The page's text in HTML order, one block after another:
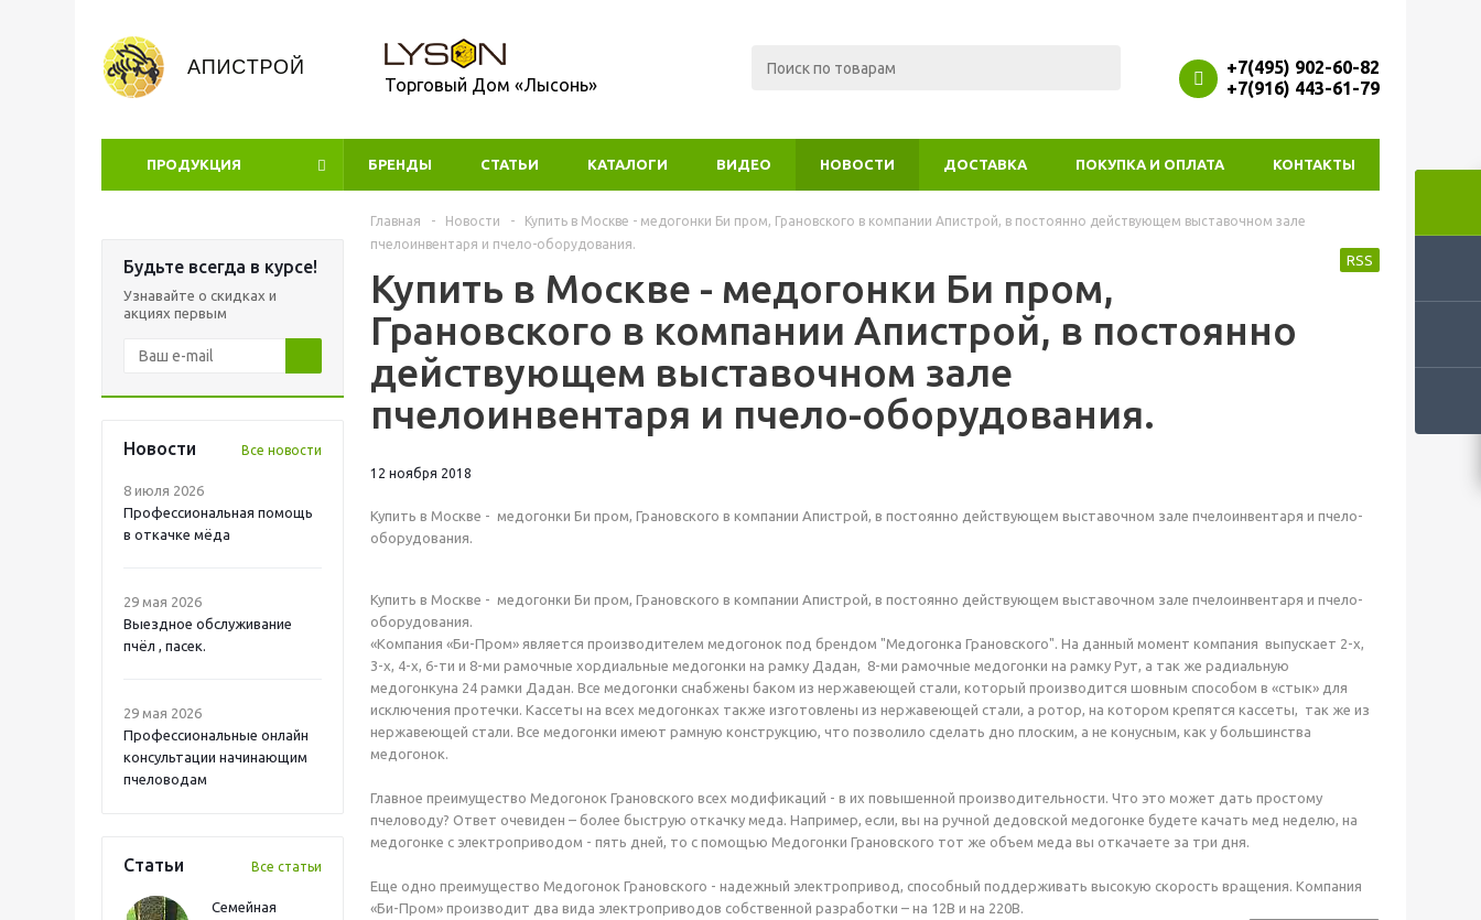
Торговый Дом «Лысонь»
+7(495) 902-60-82
+7(916) 443-61-79
ПРОДУКЦИЯ УЦЕНКА
БРЕНДЫ СТАТЬИ КАТАЛОГИ ВИДЕО НОВОСТИ ДОСТАВКА ПОКУПКА И ОПЛАТА КОНТАКТЫ
Будьте всегда в курсе!
Узнавайте о скидках и
акциях первым
Новости Все новости
8 июля 2026
Профессиональная помощь
в откачке мёда
29 мая 2026
Выездное обслуживание
пчёл , пасек.
29 мая 2026
Профессиональные онлайн
консультации начинающим
пчеловодам
Статьи Все статьи
Семейная
Главная - Новости -
Купить в Москве - медогонки Би пром, Грановского в компании Апистрой, в постоянно действующем выставочном зале
пчелоинвентаря и пчело-оборудования.
Купить в Москве - медогонки Би пром,
Грановского в компании Апистрой, в постоянно
действующем выставочном зале
пчелоинвентаря и пчело-оборудования.
RSS
12 ноября 2018
Купить в Москве - медогонки Би пром, Грановского в компании Апистрой, в постоянно действующем выставочном зале пчелоинвентаря и пчело-
оборудования.
Купить в Москве - медогонки Би пром, Грановского в компании Апистрой, в постоянно действующем выставочном зале пчелоинвентаря и пчело-
оборудования.
«Компания «Би-Пром» является производителем медогонок под брендом "Медогонка Грановского". На данный момент компания выпускает 2-х,
3-х, 4-х, 6-ти и 8-ми рамочные хордиальные медогонки на рамку Дадан, 8-ми рамочные медогонки на рамку Рут, а так же радиальную
медогонкуна 24 рамки Дадан. Все медогонки снабжены баком из нержавеющей стали, который производится шовным способом в «стык» для
исключения протечки. Кассеты на всех медогонках также изготовлены из нержавеющей стали, а ротор, на котором крепятся кассеты, так же из
нержавеющей стали. Все медогонки имеют рамную конструкцию, что позволило сделать дно плоским, а не конусным, как у большинства
медогонок.
Главное преимущество Медогонок Грановского всех модификаций - в их повышенной производительности. Что это может дать простому
пчеловоду? Ответ очевиден – более быструю откачку меда. Например, если, вы на ручной дедовской медогонке будете качать мед неделю, на
медогонке с электроприводом - пять дней, то с помощью Медогонки Грановского тот же объем меда вы откачаете за три дня.
Еще одно преимущество Медогонок Грановского - надежный электропривод, способный поддерживать высокую скорость вращения. Компания
«Би-Пром» производит два вида электроприводов собственной разработки – на 12В и на 220В.